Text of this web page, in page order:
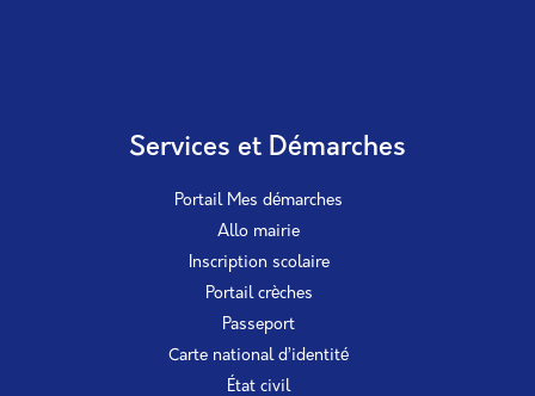
Services et Démarches
Portail Mes démarches
Allo mairie
Inscription scolaire
Portail crèches
Passeport
Carte national d’identité
État civil